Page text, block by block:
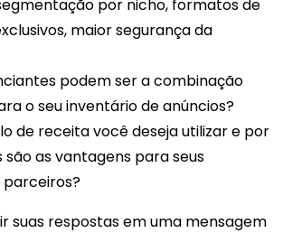
por nicho, formatos de
maior segurança da
podem ser a combinação
o seu inventário de anúncios?
de receita você deseja utilizar e por
são as vantagens para seus
suas respostas em uma mensagem